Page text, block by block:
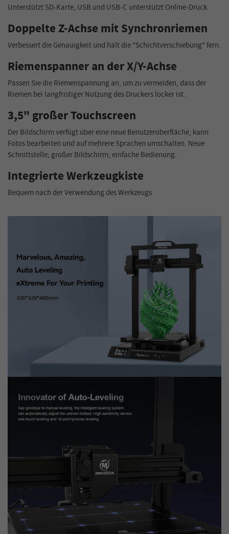
Unterstützt SD-Karte, USB und USB-C unterstützt Online-Druck
Doppelte Z-Achse mit Synchronriemen
Verbessert die Genauigkeit und hält die "Schichtverschiebung" fern.
Riemenspanner an der X/Y-Achse
Passen Sie die Riemenspannung an, um zu vermeiden, dass der
Riemen bei langfristiger Nutzung des Druckers locker ist.
3,5" großer Touchscreen
Der Bildschirm verfügt über eine neue Benutzeroberfläche, kann
Fotos bearbeiten und auf mehrere Sprachen umschalten. Neue
Schnittstelle; großer Bildschirm; einfache Bedienung.
Integrierte Werkzeugkiste
Bequem nach der Verwendung des Werkzeugs